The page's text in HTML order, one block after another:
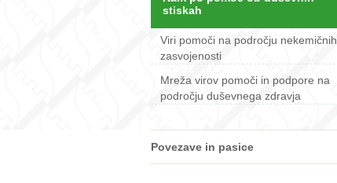
stiskah
Viri pomoči na področju nekemičnih
zasvojenosti
Mreža virov pomoči in podpore na
področju duševnega zdravja
Povezave in pasice